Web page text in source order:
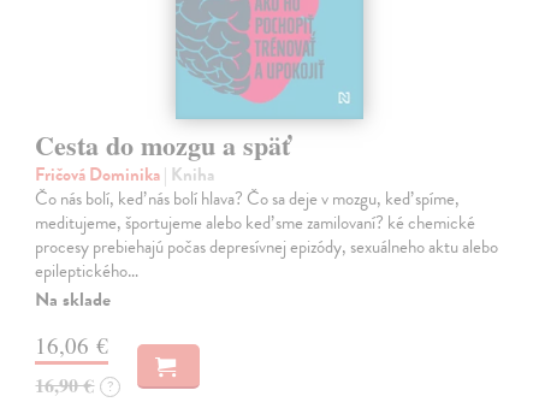
Cesta do mozgu a späť
Fričová Dominika| Kniha
Čo nás bolí, keď nás bolí hlava? Čo sa deje v mozgu, keď spíme,
meditujeme, športujeme alebo keď sme zamilovaní? ké chemické
procesy prebiehajú počas depresívnej epizódy, sexuálneho aktu alebo
epileptického…
Na sklade
16,06 €
16,90 € ?